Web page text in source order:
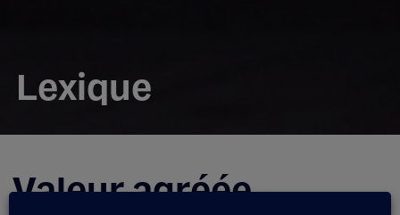
Lexique
Valeur agréée